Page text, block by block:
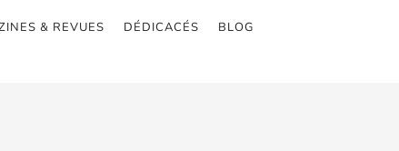
& REVUES DÉDICACÉS
BLOG